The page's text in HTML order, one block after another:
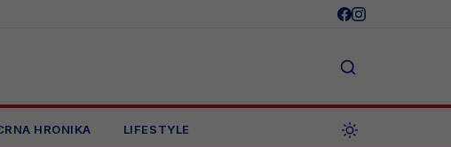
HRONIKA LIFESTYLE